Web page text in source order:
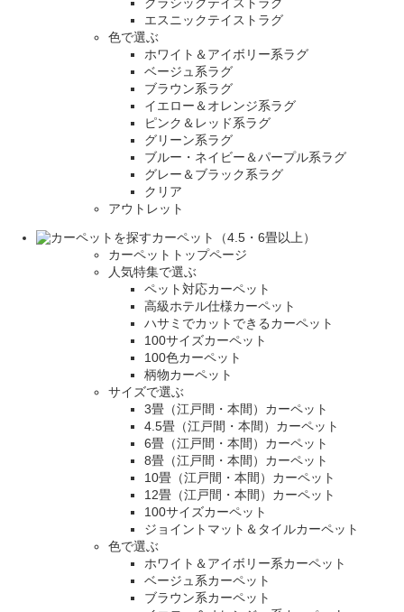
クラシックテイストラグ
エスニックテイストラグ
色で選ぶ
ホワイト＆アイボリー系ラグ
ベージュ系ラグ
ブラウン系ラグ
イエロー＆オレンジ系ラグ
ピンク＆レッド系ラグ
グリーン系ラグ
ブルー・ネイビー＆パープル系ラグ
グレー＆ブラック系ラグ
クリア
アウトレット
カーペット（4.5・6畳以上）
カーペットトップページ
人気特集で選ぶ
ペット対応カーペット
高級ホテル仕様カーペット
ハサミでカットできるカーペット
100サイズカーペット
100色カーペット
柄物カーペット
サイズで選ぶ
3畳（江戸間・本間）カーペット
4.5畳（江戸間・本間）カーペット
6畳（江戸間・本間）カーペット
8畳（江戸間・本間）カーペット
10畳（江戸間・本間）カーペット
12畳（江戸間・本間）カーペット
100サイズカーペット
ジョイントマット＆タイルカーペット
色で選ぶ
ホワイト＆アイボリー系カーペット
ベージュ系カーペット
ブラウン系カーペット